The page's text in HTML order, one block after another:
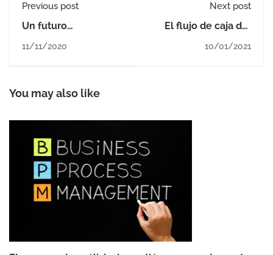
Previous post
Un futuro
restauración
11/11/2020
Next post
El flujo de caja del
10/01/2021
You may also like